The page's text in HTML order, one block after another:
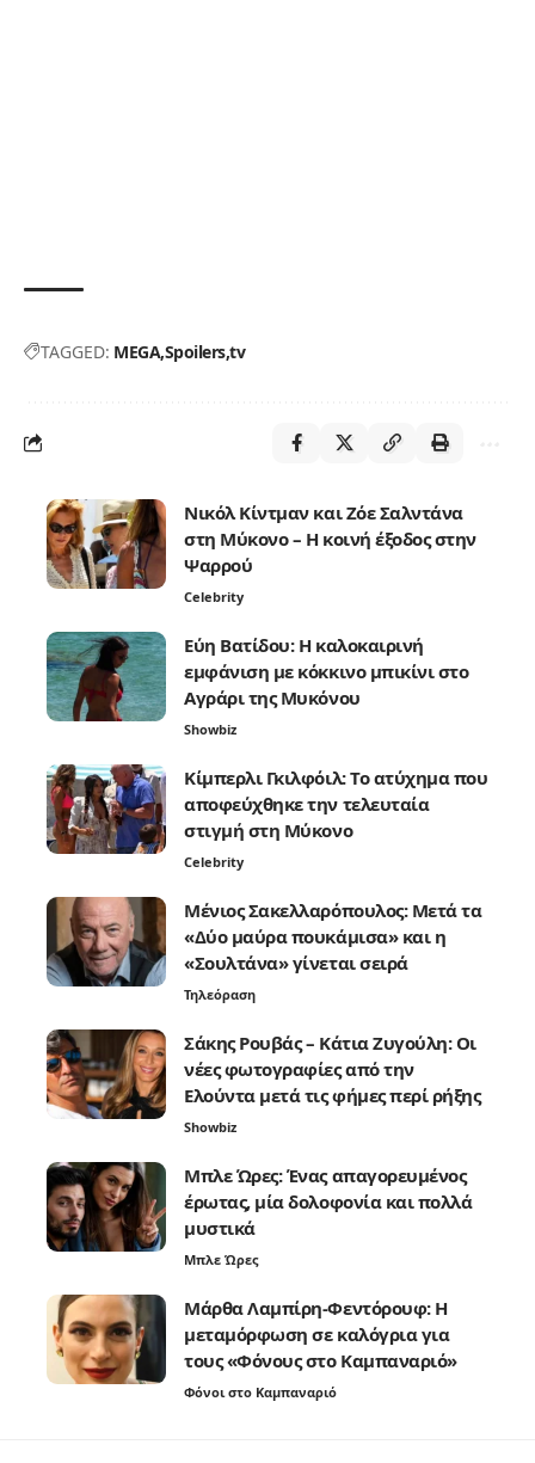
TAGGED: MEGA Spoilerstv
Νικόλ Κίντμαν και Ζόε Σαλντάνα
στη Μύκονο – Η κοινή έξοδος στην
Ψαρρού
Celebrity
Εύη Βατίδου: Η καλοκαιρινή
εμφάνιση με κόκκινο μπικίνι στο
Αγράρι της Μυκόνου
Showbiz
Κίμπερλι Γκιλφόιλ: Το ατύχημα που
αποφεύχθηκε την τελευταία
στιγμή στη Μύκονο
Celebrity
Μένιος Σακελλαρόπουλος: Μετά τα
«Δύο μαύρα πουκάμισα» και η
«Σουλτάνα» γίνεται σειρά
Τηλεόραση
Σάκης Ρουβάς – Κάτια Ζυγούλη: Οι
νέες φωτογραφίες από την
Ελούντα μετά τις φήμες περί ρήξης
Showbiz
Μπλε Ώρες: Ένας απαγορευμένος
έρωτας, μία δολοφονία και πολλά
μυστικά
Μπλε Ώρες
Μάρθα Λαμπίρη-Φεντόρουφ: Η
μεταμόρφωση σε καλόγρια για
τους «Φόνους στο Καμπαναριό»
Φόνοι στο Καμπαναριό